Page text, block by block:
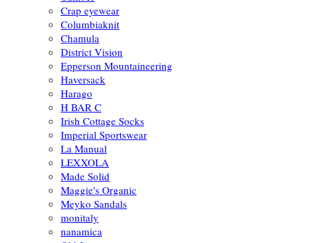
Crap eyewear
Columbiaknit
Chamula
District Vision
Epperson Mountaineering
Haversack
Harago
H BAR C
Irish Cottage Socks
Imperial Sportswear
La Manual
LEXXOLA
Made Solid
Maggie's Organic
Meyko Sandals
monitaly
nanamica